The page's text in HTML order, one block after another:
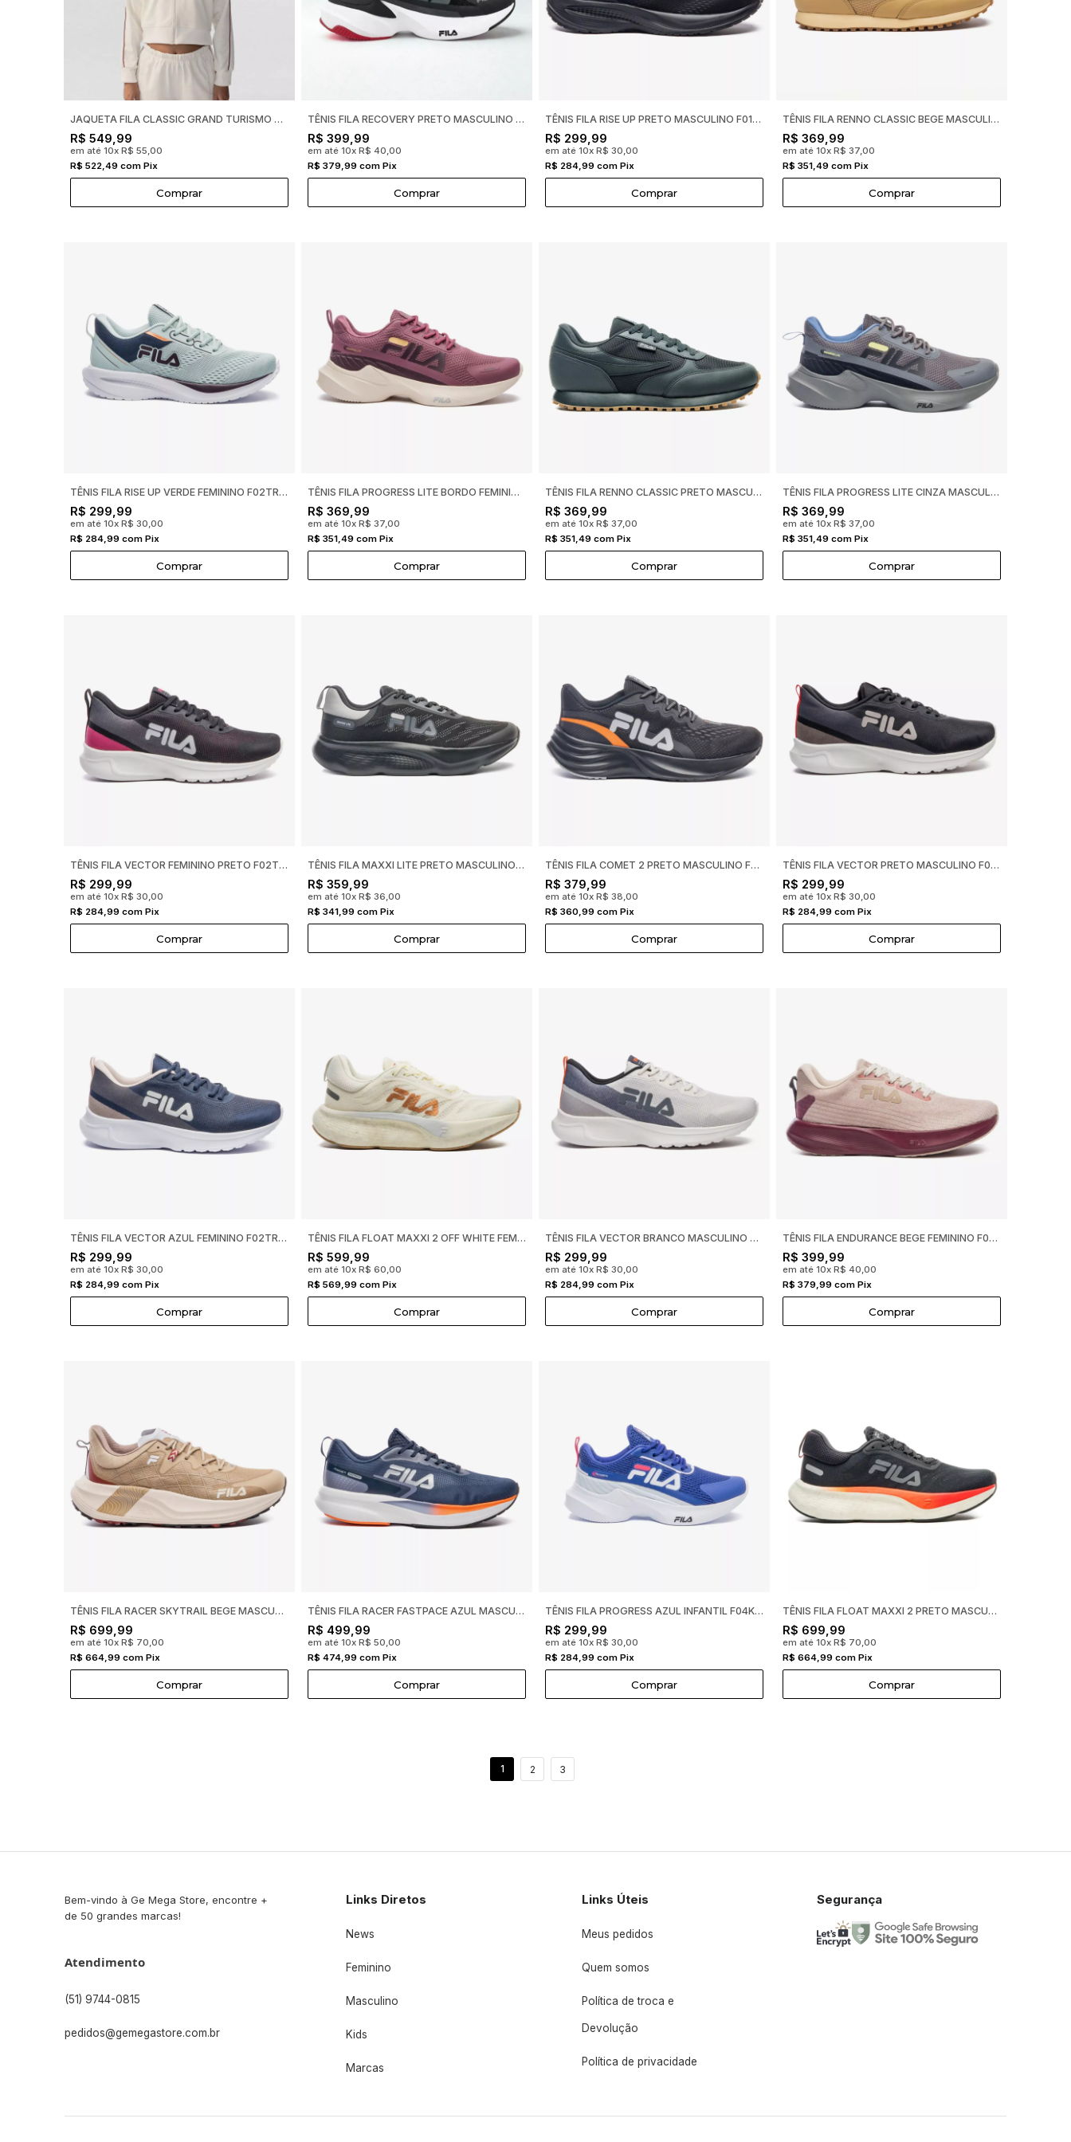
JAQUETA FILA CLASSIC GRAND TURISMO OFF WHITE FEMININA F12L01
R$ 549,99
em até 10x R$ 55,00
R$ 522,49 com Pix
Comprar
TÊNIS FILA RECOVERY PRETO MASCULINO 11J728X
R$ 399,99
em até 10x R$ 40,00
R$ 379,99 com Pix
Comprar
TÊNIS FILA RISE UP PRETO MASCULINO F01TR00108
R$ 299,99
em até 10x R$ 30,00
R$ 284,99 com Pix
Comprar
TÊNIS FILA RENNO CLASSIC BEGE MASCULINO F01L00258
R$ 369,99
em até 10x R$ 37,00
R$ 351,49 com Pix
Comprar
TÊNIS FILA RISE UP VERDE FEMININO F02TR00116
R$ 299,99
em até 10x R$ 30,00
R$ 284,99 com Pix
Comprar
TÊNIS FILA PROGRESS LITE BORDO FEMININO F02TR00046
R$ 369,99
em até 10x R$ 37,00
R$ 351,49 com Pix
Comprar
TÊNIS FILA RENNO CLASSIC PRETO MASCULINO F01L00258
R$ 369,99
em até 10x R$ 37,00
R$ 351,49 com Pix
Comprar
TÊNIS FILA PROGRESS LITE CINZA MASCULINO F01TR00044
R$ 369,99
em até 10x R$ 37,00
R$ 351,49 com Pix
Comprar
TÊNIS FILA VECTOR FEMININO PRETO F02TR00105
R$ 299,99
em até 10x R$ 30,00
R$ 284,99 com Pix
Comprar
TÊNIS FILA MAXXI LITE PRETO MASCULINO F01TR00083
R$ 359,99
em até 10x R$ 36,00
R$ 341,99 com Pix
Comprar
TÊNIS FILA COMET 2 PRETO MASCULINO F01R00192
R$ 379,99
em até 10x R$ 38,00
R$ 360,99 com Pix
Comprar
TÊNIS FILA VECTOR PRETO MASCULINO F01TR00103
R$ 299,99
em até 10x R$ 30,00
R$ 284,99 com Pix
Comprar
TÊNIS FILA VECTOR AZUL FEMININO F02TR00105
R$ 299,99
em até 10x R$ 30,00
R$ 284,99 com Pix
Comprar
TÊNIS FILA FLOAT MAXXI 2 OFF WHITE FEMININO F02R00125
R$ 599,99
em até 10x R$ 60,00
R$ 569,99 com Pix
Comprar
TÊNIS FILA VECTOR BRANCO MASCULINO F01TR00103
R$ 299,99
em até 10x R$ 30,00
R$ 284,99 com Pix
Comprar
TÊNIS FILA ENDURANCE BEGE FEMININO F02R00203
R$ 399,99
em até 10x R$ 40,00
R$ 379,99 com Pix
Comprar
TÊNIS FILA RACER SKYTRAIL BEGE MASCULINO F01R00144
R$ 699,99
em até 10x R$ 70,00
R$ 664,99 com Pix
Comprar
TÊNIS FILA RACER FASTPACE AZUL MASCULINO F01R00162
R$ 499,99
em até 10x R$ 50,00
R$ 474,99 com Pix
Comprar
TÊNIS FILA PROGRESS AZUL INFANTIL F04K00017
R$ 299,99
em até 10x R$ 30,00
R$ 284,99 com Pix
Comprar
TÊNIS FILA FLOAT MAXXI 2 PRETO MASCULINO F01R00117
R$ 699,99
em até 10x R$ 70,00
R$ 664,99 com Pix
Comprar
1 2 3
Bem-vindo à Ge Mega Store, encontre +
de 50 grandes marcas!
Atendimento
(51) 9744-0815
pedidos@gemegastore.com.br
Links Diretos
News
Feminino
Masculino
Kids
Marcas
Links Úteis
Meus pedidos
Quem somos
Política de troca e
Devolução
Política de privacidade
Segurança